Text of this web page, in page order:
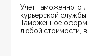
Учет таможенного
курьерской службы
Таможенное
любой стоимости,